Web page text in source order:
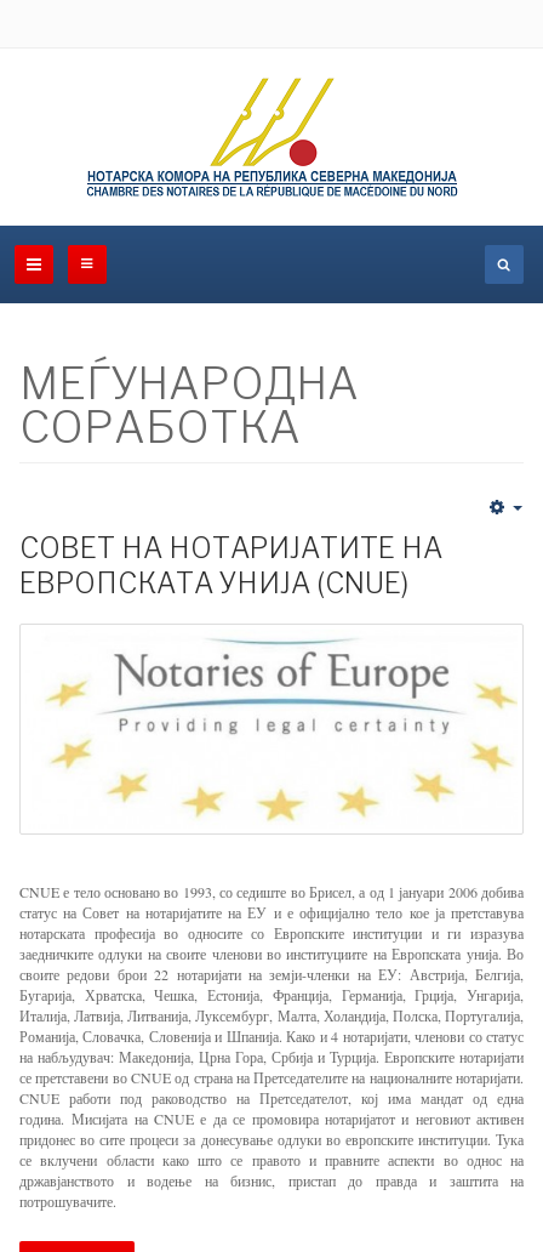
МЕЃУНАРОДНА
СОРАБОТКА
СОВЕТ НА НОТАРИЈАТИТЕ НА
ЕВРОПСКАТА УНИЈА (CNUE)
CNUE е тело основано во 1993, со седиште во Брисел, а од 1 јануари 2006 добива
статус на Совет на нотаријатите на ЕУ и е официјално тело кое ја претставува
нотарската професија во односите со Европските институции и ги изразува
заедничките одлуки на своите членови во институциите на Европската унија. Во
своите редови брои 22 нотаријати на земји-членки на ЕУ: Австрија, Белгија,
Бугарија, Хрватска, Чешка, Естонија, Франција, Германија, Грција, Унгарија,
Италија, Латвија, Литванија, Луксембург, Малта, Холандија, Полска, Португалија,
Романија, Словачка, Словенија и Шпанија. Како и 4 нотаријати, членови со статус
на набљудувач: Македонија, Црна Гора, Србија и Турција. Европските нотаријати
се претставени во CNUE од страна на Претседателите на националните нотаријати.
CNUE работи под раководство на Претседателот, кој има мандат од една
година. Мисијата на CNUE е да се промовира нотаријатот и неговиот активен
придонес во сите процеси за донесување одлуки во европските институции. Тука
се вклучени области како што се правото и правните аспекти во однос на
државјанството и водење на бизнис, пристап до правда и заштита на
потрошувачите.